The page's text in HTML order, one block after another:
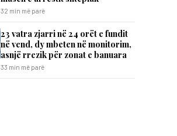
32 min më parë
23 vatra zjarri në 24 orët e fundit
në vend, dy mbeten në monitorim,
asnjë rrezik për zonat e banuara
33 min më parë